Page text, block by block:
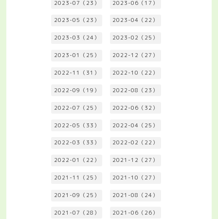
2023-07（23） 2023-06（17）
2023-05（23） 2023-04（22）
2023-03（24） 2023-02（25）
2023-01（25） 2022-12（27）
2022-11（31） 2022-10（22）
2022-09（19） 2022-08（23）
2022-07（25） 2022-06（32）
2022-05（33） 2022-04（25）
2022-03（33） 2022-02（22）
2022-01（22） 2021-12（27）
2021-11（25） 2021-10（27）
2021-09（25） 2021-08（24）
2021-07（28） 2021-06（26）